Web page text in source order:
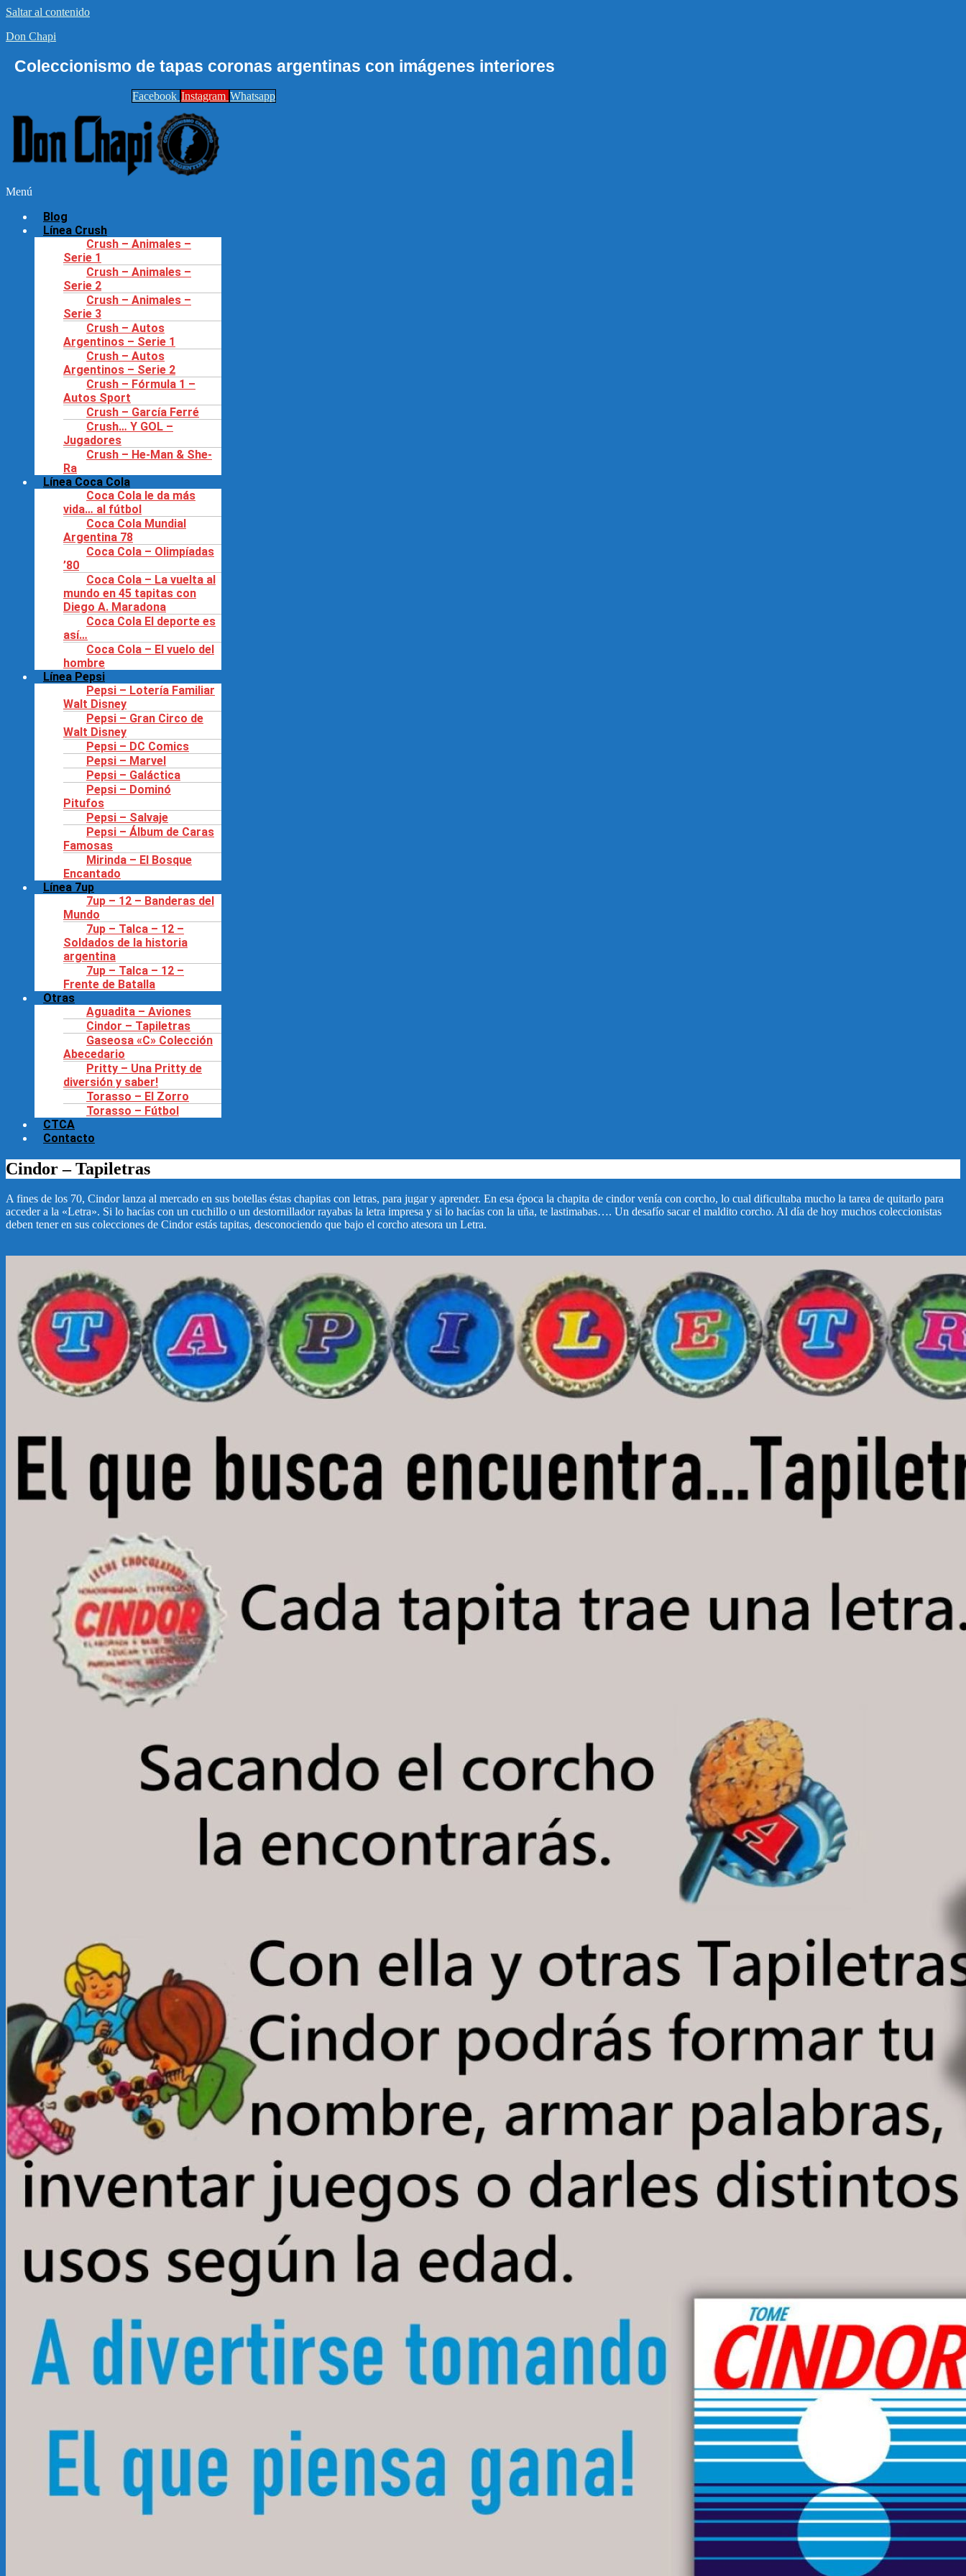
Saltar al contenido
Don Chapi
Coleccionismo de tapas coronas argentinas con imágenes interiores
Facebook Instagram Whatsapp
Menú
Blog
Línea Crush
Crush – Animales –
Serie 1
Crush – Animales –
Serie 2
Crush – Animales –
Serie 3
Crush – Autos
Argentinos – Serie 1
Crush – Autos
Argentinos – Serie 2
Crush – Fórmula 1 –
Autos Sport
Crush – García Ferré
Crush… Y GOL –
Jugadores
Crush – He-Man & She-
Ra
Línea Coca Cola
Coca Cola le da más
vida… al fútbol
Coca Cola Mundial
Argentina 78
Coca Cola – Olimpíadas
’80
Coca Cola – La vuelta al
mundo en 45 tapitas con
Diego A. Maradona
Coca Cola El deporte es
así…
Coca Cola – El vuelo del
hombre
Línea Pepsi
Pepsi – Lotería Familiar
Walt Disney
Pepsi – Gran Circo de
Walt Disney
Pepsi – DC Comics
Pepsi – Marvel
Pepsi – Galáctica
Pepsi – Dominó
Pitufos
Pepsi – Salvaje
Pepsi – Álbum de Caras
Famosas
Mirinda – El Bosque
Encantado
Línea 7up
7up – 12 – Banderas del
Mundo
7up – Talca – 12 –
Soldados de la historia
argentina
7up – Talca – 12 –
Frente de Batalla
Otras
Aguadita – Aviones
Cindor – Tapiletras
Gaseosa «C» Colección
Abecedario
Pritty – Una Pritty de
diversión y saber!
Torasso – El Zorro
Torasso – Fútbol
CTCA
Contacto
Cindor – Tapiletras
A fines de los 70, Cindor lanza al mercado en sus botellas éstas chapitas con letras, para jugar y aprender. En esa época la chapita de cindor venía con corcho, lo cual dificultaba mucho la tarea de quitarlo para
acceder a la «Letra». Si lo hacías con un cuchillo o un destornillador rayabas la letra impresa y si lo hacías con la uña, te lastimabas…. Un desafío sacar el maldito corcho. Al día de hoy muchos coleccionistas
deben tener en sus colecciones de Cindor estás tapitas, desconociendo que bajo el corcho atesora un Letra.